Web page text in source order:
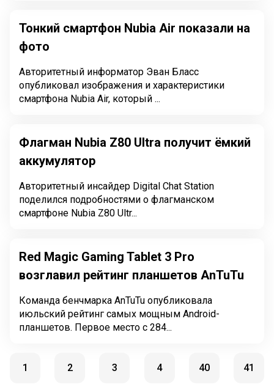
Тонкий смартфон Nubia Air показали на
фото
Авторитетный информатор Эван Бласс
опубликовал изображения и характеристики
смартфона Nubia Air, который ...
Флагман Nubia Z80 Ultra получит ёмкий
аккумулятор
Авторитетный инсайдер Digital Chat Station
поделился подробностями о флагманском
смартфоне Nubia Z80 Ultr...
Red Magic Gaming Tablet 3 Pro
возглавил рейтинг планшетов AnTuTu
Команда бенчмарка AnTuTu опубликовала
июльский рейтинг самых мощным Android-
планшетов. Первое место с 284...
1 2 3 4 40 41